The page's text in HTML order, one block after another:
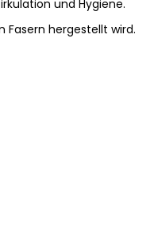
und Hygiene.
Fasern hergestellt wird.